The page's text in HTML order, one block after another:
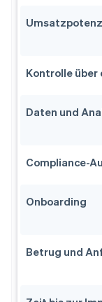
Kontrolle über
Daten und
Compliance-
Onboarding
Betrug und